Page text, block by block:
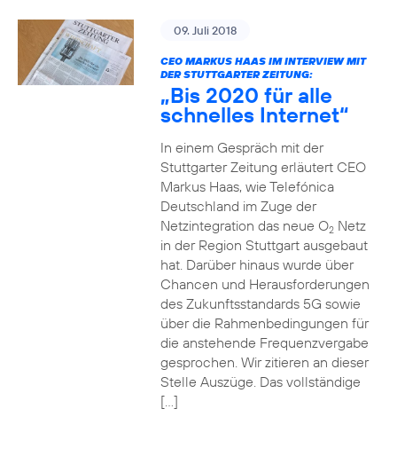
09. Juli 2018
CEO MARKUS HAAS IM INTERVIEW MIT
DER STUTTGARTER ZEITUNG:
„Bis 2020 für alle
schnelles Internet“
In einem Gespräch mit der
Stuttgarter Zeitung erläutert CEO
Markus Haas, wie Telefónica
Deutschland im Zuge der
Netzintegration das neue O2Netz
in der Region Stuttgart ausgebaut
hat. Darüber hinaus wurde über
Chancen und Herausforderungen
des Zukunftsstandards 5G sowie
über die Rahmenbedingungen für
die anstehende Frequenzvergabe
gesprochen. Wir zitieren an dieser
Stelle Auszüge. Das vollständige
[…]